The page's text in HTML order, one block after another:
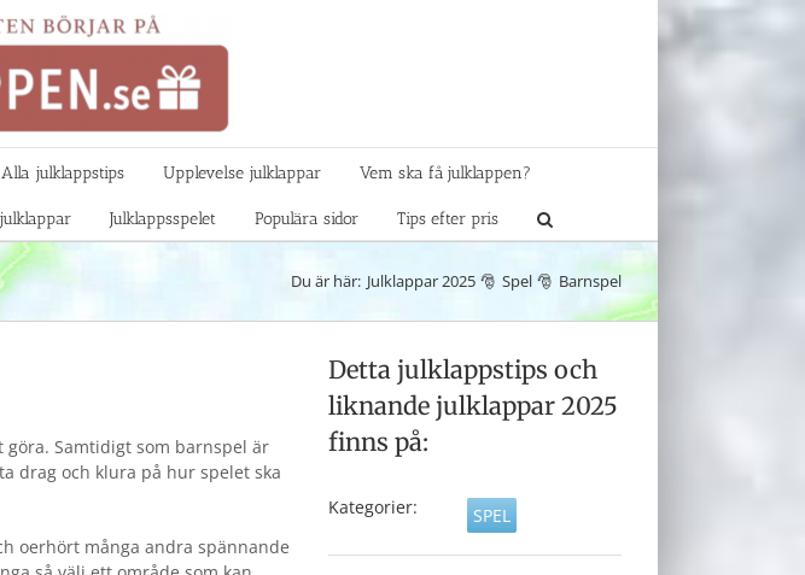
Alla julklappstips Upplevelse julklappar Vem ska få julklappen?
Julklappsspelet Populära sidor Tips efter pris
Du är här: Julklappar 2025 Spel Barnspel
Samtidigt som barnspel är
drag och klura på hur spelet ska
oerhört många andra spännande
Detta julklappstips och
liknande julklappar 2025
finns på:
Kategorier: SPEL